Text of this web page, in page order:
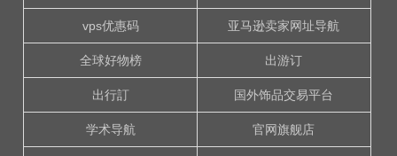
vps优惠码 亚马逊卖家网址导航
全球好物榜 出游订
出行訂 国外饰品交易平台
学术导航 官网旗舰店